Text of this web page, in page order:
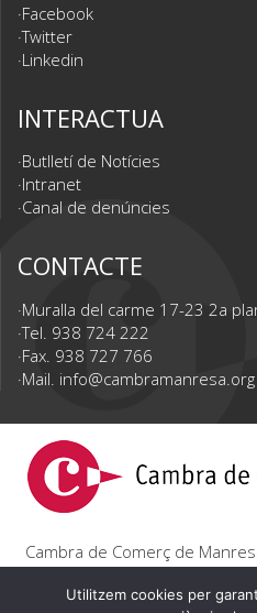
Facebook
Twitter
Linkedin
INTERACTUA
Butlletí de Notícies
Intranet
Canal de denúncies
CONTACTE
Muralla del carme 17-23 2a
Tel. 938 724 222
Fax. 938 727 766
Mail. info@cambramanresa.org
Cambra de Comerç de
Avís Legal Política de
Utilitzem cookies per